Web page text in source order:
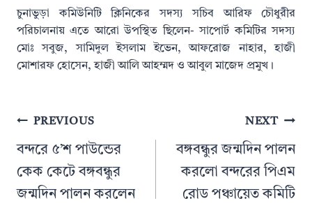
চুনাভুড়া কমিউনিটি ক্লিনিকের সদস্য সচিব আরিফ চৌধুরীর
পরিচালনায় এতে আরো উপস্থিত ছিলেন- সাপোর্ট কমিটির সদস্য
মোঃ সবুজ, সামিদুল ইসলাম ইভেন, আফরোজ নাহার, হাজী
মোশারফ হোসেন, হাজী আলি আহম্মদ ও আবুল মাজেদ প্রমুখ।
PostPREVIOUS
বন্দরে ৫’শ পাউন্ডের
কেক কেটে বঙ্গবন্ধুর
জন্মদিন পালন করলেন
NEXT
বঙ্গবন্ধুর জন্মদিন পালন
করলো বন্দরের পিএম
রোড পঞ্চায়েত কমিটি